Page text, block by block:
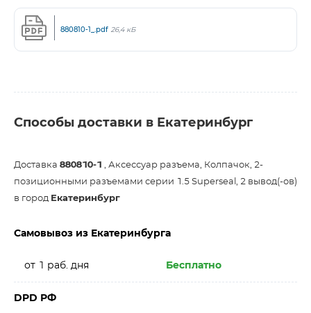
880810-1_.pdf 26,4 кБ
Способы доставки в Екатеринбург
Доставка 880810-1 , Аксессуар разъема, Колпачок, 2-
позиционными разъемами серии 1.5 Superseal, 2 вывод(-ов)
в город Екатеринбург
Самовывоз из Екатеринбурга
от 1 раб. дня Бесплатно
DPD РФ